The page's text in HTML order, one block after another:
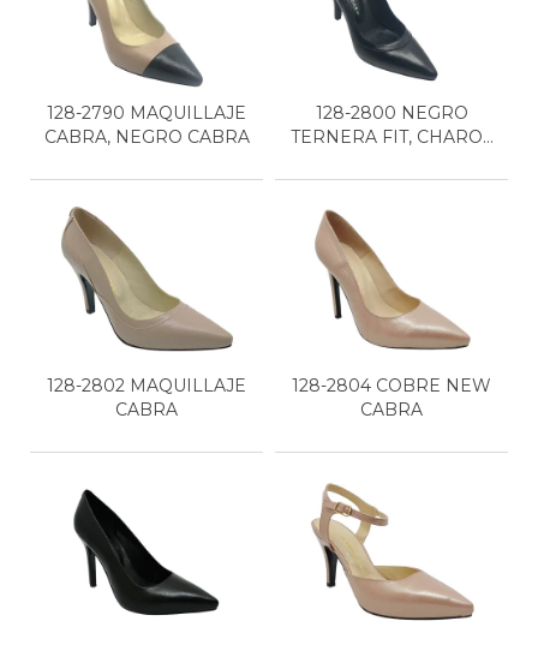
128-2790 MAQUILLAJE
CABRA, NEGRO CABRA
128-2800 NEGRO
TERNERA FIT, CHAROL
128-2802 MAQUILLAJE
CABRA
128-2804 COBRE NEW
CABRA